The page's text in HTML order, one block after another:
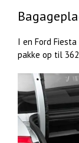
I en Ford Fiesta
pakke op til